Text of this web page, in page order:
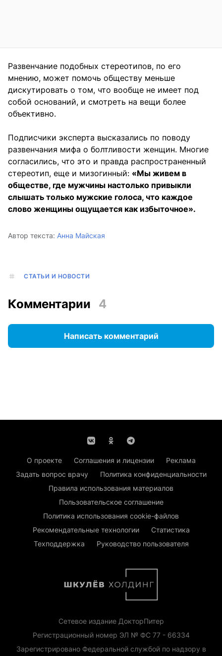
Развенчание подобных стереотипов, по его
мнению, может помочь обществу меньше
дискутировать о том, что вообще не имеет под
собой оснований, и смотреть на вещи более
объективно.
Подписчики эксперта высказались по поводу
развенчания мифа о болтливости женщин. Многие
согласились, что это и правда распространенный
стереотип, еще и мизогинный: «Мы живем в
обществе, где мужчины настолько привыкли
слышать только мужские голоса, что каждое
слово женщины ощущается как избыточное».
Автор текста: Анна Майская
СТАТЬИ И НОВОСТИ
Комментарии 4
Написать комментарий
О проекте Соглашения и лицензии
Реклама
Задать вопрос врачу
Политика конфиденциальности
Правила использования материалов
Пользовательское соглашение
Политика использования cookie-файлов
Рекомендательные технологии
Статистика
Техподдержка
Руководство пользователя
Сетевое издание ДокторПитер
Регистрационный номер ЭЛ № ФС 77 - 66334
Зарегистрировано Федеральной службой по надзору в